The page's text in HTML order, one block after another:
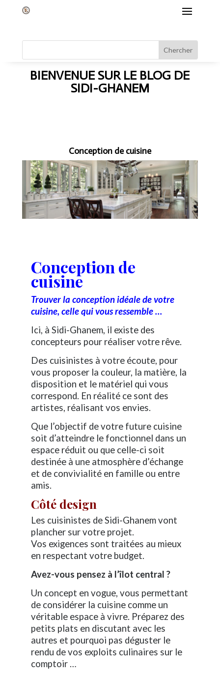
BIENVENUE SUR LE BLOG DE
SIDI-GHANEM
Conception de cuisine
Conception de
cuisine
Trouver la conception idéale de votre
cuisine, celle qui vous ressemble …
Ici, à Sidi-Ghanem, il existe des
concepteurs pour réaliser votre rêve.
Des cuisinistes à votre écoute, pour
vous proposer la couleur, la matière, la
disposition et le matériel qui vous
correspond. En réalité ce sont des
artistes, réalisant vos envies.
Que l’objectif de votre future cuisine
soit d’atteindre le fonctionnel dans un
espace réduit ou que celle-ci soit
destinée à une atmosphère d’échange
et de convivialité en famille ou entre
amis.
Côté design
Les cuisinistes de Sidi-Ghanem vont
plancher sur votre projet.
Vos exigences sont traitées au mieux
en respectant votre budget.
Avez-vous pensez à l’îlot central ?
Un concept en vogue, vous permettant
de considérer la cuisine comme un
véritable espace à vivre. Préparez des
petits plats en discutant avec les
autres et pourquoi pas déguster le
rendu de vos exploits culinaires sur le
comptoir …